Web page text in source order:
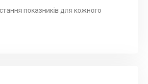
показників для кожного